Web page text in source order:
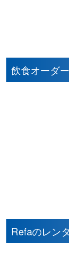
飲食オーダ
Refaのレン